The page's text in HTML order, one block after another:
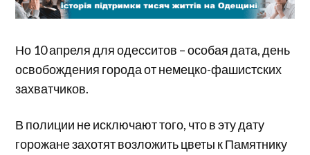
Но 10 апреля для одесситов – особая дата, день
освобождения города от немецко-фашистских
захватчиков.
В полиции не исключают того, что в эту дату
горожане захотят возложить цветы к Памятнику